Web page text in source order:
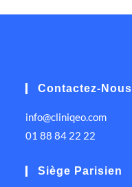
Contactez-Nous
info@cliniqeo.com
01 88 84 22 22
Siège Parisien